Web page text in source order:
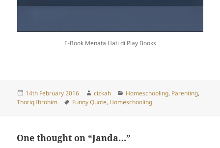
E-Book Menata Hati di Play Books
Posted
on
14th February 2016 Author
cizkah Categories
Homeschooling, Parenting,
Thoriq Ibrohim
Tags
Funny Quote, Homeschooling
One thought on “Janda…”